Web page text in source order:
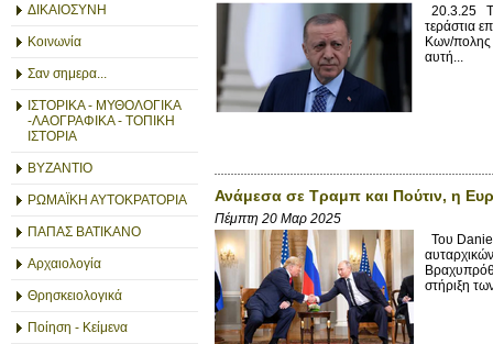
ΔΙΚΑΙΟΣΥΝΗ
Κοινωνία
Σαν σημερα...
ΙΣΤΟΡΙΚΑ - ΜΥΘΟΛΟΓΙΚΑ
-ΛΑΟΓΡΑΦΙΚΑ - ΤΟΠΙΚΗ
ΙΣΤΟΡΙΑ
ΒΥΖΑΝΤΙΟ
ΡΩΜΑΪΚΗ ΑΥΤΟΚΡΑΤΟΡΙΑ
ΠΑΠΑΣ ΒΑΤΙΚΑΝΟ
Αρχαιολογία
Θρησκειολογικά
Ποίηση - Κείμενα
20.3.25
τεράστια
Κων/πολης
αυτή...
Ανάμεσα σε Τραμπ και Πούτιν, η
Πέμπτη 20 Μαρ 2025
Του
στήριξη